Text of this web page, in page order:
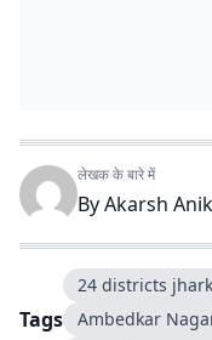
लेखक के बारे में
ByAkarsh
Tags
24 districts
Ambedkar